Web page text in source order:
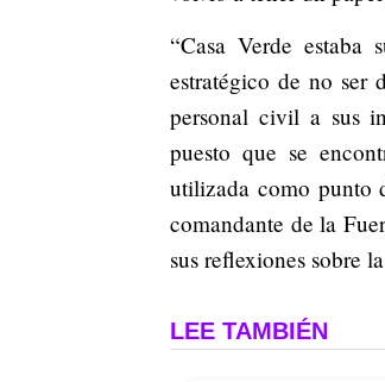
“Casa Verde
estratégico de no ser
personal civil a sus
puesto que se
utilizada como punto
comandante de la
sus reflexiones sobre
LEE TAMBIÉN